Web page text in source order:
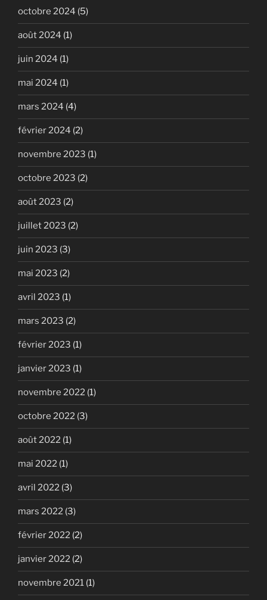
octobre 2024 (5)
août 2024 (1)
juin 2024 (1)
mai 2024 (1)
mars 2024 (4)
février 2024 (2)
novembre 2023 (1)
octobre 2023 (2)
août 2023 (2)
juillet 2023 (2)
juin 2023 (3)
mai 2023 (2)
avril 2023 (1)
mars 2023 (2)
février 2023 (1)
janvier 2023 (1)
novembre 2022 (1)
octobre 2022 (3)
août 2022 (1)
mai 2022 (1)
avril 2022 (3)
mars 2022 (3)
février 2022 (2)
janvier 2022 (2)
novembre 2021 (1)